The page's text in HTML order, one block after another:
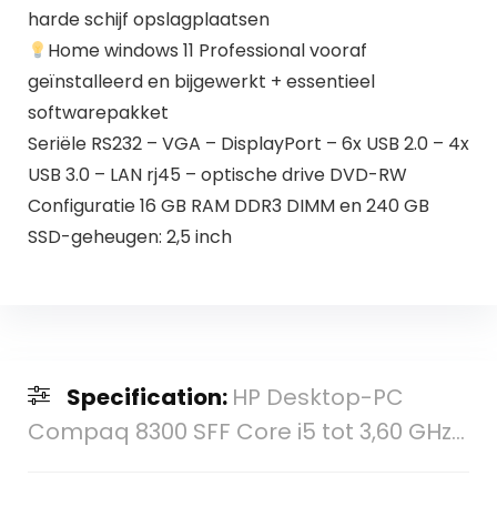
harde schijf opslagplaatsen
Home windows 11 Professional vooraf
geïnstalleerd en bijgewerkt + essentieel
softwarepakket
Seriële RS232 – VGA – DisplayPort – 6x USB 2.0 – 4x
USB 3.0 – LAN rj45 – optische drive DVD-RW
Configuratie 16 GB RAM DDR3 DIMM en 240 GB
SSD-geheugen: 2,5 inch
Specification: HP Desktop-PC
Compaq 8300 SFF Core i5 tot 3,60 GHz...